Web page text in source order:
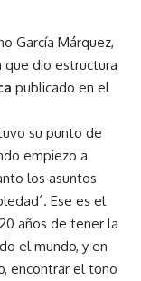
García Márquez,
que dio estructura
publicado en el
su punto de
empiezo a
los asuntos
Ese es el
años de tener la
el mundo, y en
encontrar el tono